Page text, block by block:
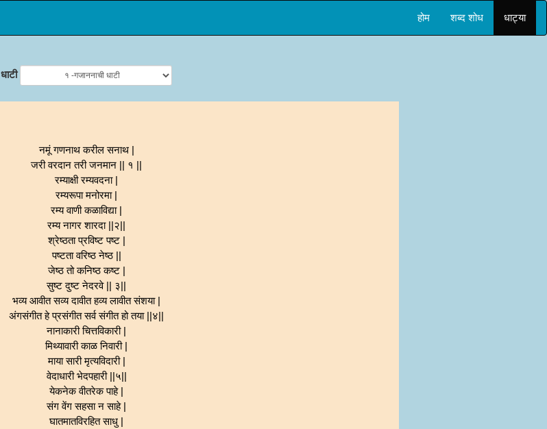
होम शब्द शोध धाट्या
धाटी
नमूं गणनाथ करील सनाथ |
जरी वरदान तरी जनमान || १ ||
रम्याक्षी रम्यवदना |
रम्यरूपा मनोरमा |
रम्य वाणी कळाविद्या |
रम्य नागर शारदा ||२||
श्रेष्ठता प्रविष्ट पष्ट |
पष्टता वरिष्ठ नेष्ठ ||
जेष्ठ तो कनिष्ठ कष्ट |
सुष्ट दुष्ट नेदरवे || ३||
भव्य आवीत सव्य दावीत हव्य लावीत संशया |
अंगसंगीत हे प्रसंगीत सर्व संगीत हो तया ||४||
नानाकारी चित्तविकारी |
मिथ्यावारी काळ निवारी |
माया सारी मृत्यविदारी |
वेदाधारी भेदपहारी ||५||
येकनेक वीतरेक पाहे |
संग वेंग सहसा न साहे |
घातमातविरहित साधु |